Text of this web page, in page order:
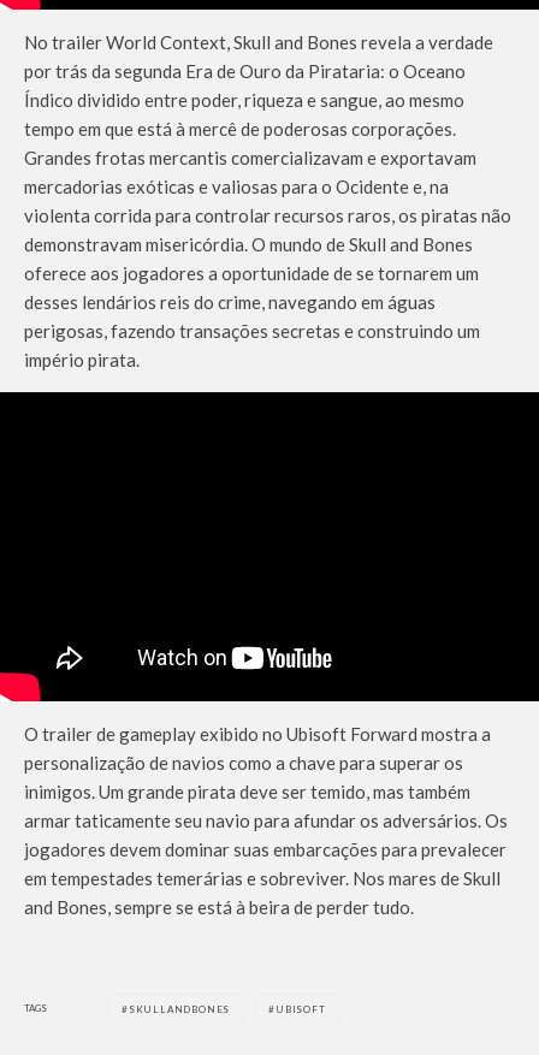
No trailer World Context, Skull and Bones revela a verdade
por trás da segunda Era de Ouro da Pirataria: o Oceano
Índico dividido entre poder, riqueza e sangue, ao mesmo
tempo em que está à mercê de poderosas corporações.
Grandes frotas mercantis comercializavam e exportavam
mercadorias exóticas e valiosas para o Ocidente e, na
violenta corrida para controlar recursos raros, os piratas não
demonstravam misericórdia. O mundo de Skull and Bones
oferece aos jogadores a oportunidade de se tornarem um
desses lendários reis do crime, navegando em águas
perigosas, fazendo transações secretas e construindo um
império pirata.
O trailer de gameplay exibido no Ubisoft Forward mostra a
personalização de navios como a chave para superar os
inimigos. Um grande pirata deve ser temido, mas também
armar taticamente seu navio para afundar os adversários. Os
jogadores devem dominar suas embarcações para prevalecer
em tempestades temerárias e sobreviver. Nos mares de Skull
and Bones, sempre se está à beira de perder tudo.
TAGS SKULLANDBONES UBISOFT